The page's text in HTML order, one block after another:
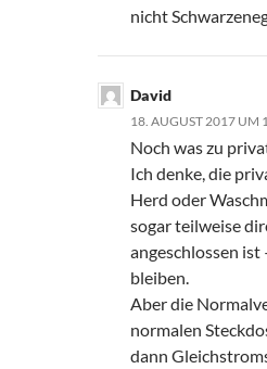
nicht
David
18. AUGUST 2017 UM
Noch was zu
Ich denke, die
Herd oder
sogar teilweise
angeschlossen
bleiben.
Aber die
normalen
dann